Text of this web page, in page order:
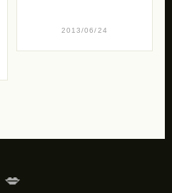
2013/06/24
💋